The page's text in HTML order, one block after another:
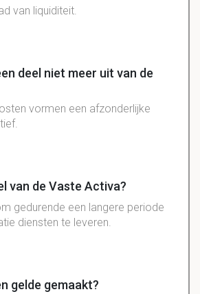
van liquiditeit.
deel niet meer uit van de
vormen een afzonderlijke
van de Vaste Activa?
gedurende een langere periode
diensten te leveren.
gelde gemaakt?